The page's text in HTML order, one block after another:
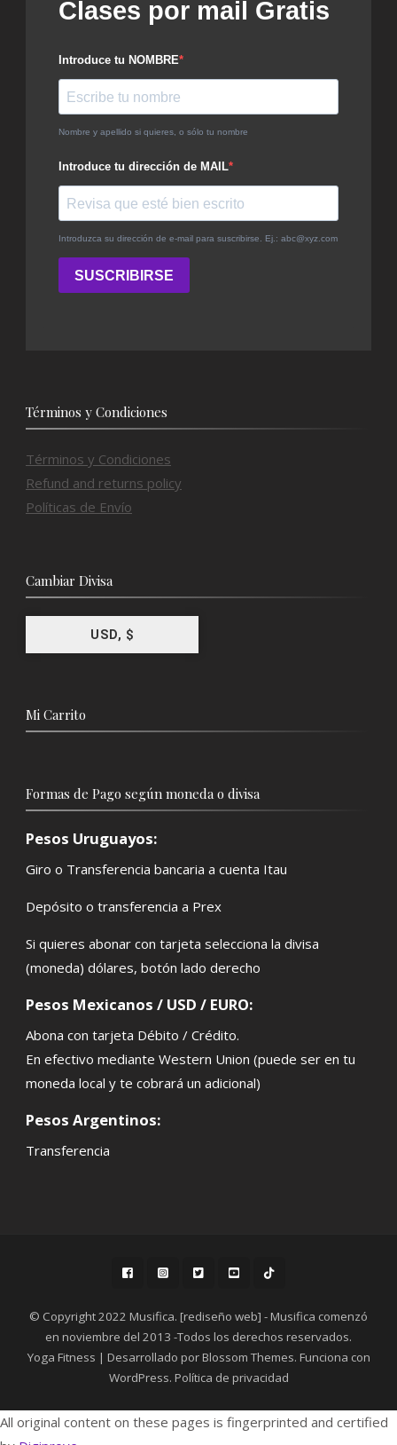
Términos y Condiciones
Términos y Condiciones
Refund and returns policy
Políticas de Envío
Cambiar Divisa
USD, $
Mi Carrito
Formas de Pago según moneda o divisa
Pesos Uruguayos:
Giro o Transferencia bancaria a cuenta Itau
Depósito o transferencia a Prex
Si quieres abonar con tarjeta selecciona la divisa
(moneda) dólares, botón lado derecho
Pesos Mexicanos / USD / EURO:
Abona con tarjeta Débito / Crédito.
En efectivo mediante Western Union (puede ser en tu
moneda local y te cobrará un adicional)
Pesos Argentinos:
Transferencia
© Copyright 2022 Musifica. [rediseño web] - Musifica comenzó
en noviembre del 2013 -Todos los derechos reservados.
Yoga Fitness | Desarrollado porBlossom Themes. Funciona con
WordPress. Política de privacidad
All original content on these pages is fingerprinted and certified